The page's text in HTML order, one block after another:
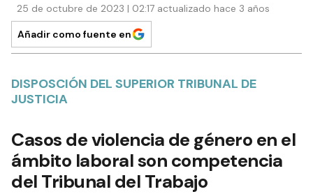
25 de octubre de 2023 | 02:17 actualizado hace 3 años
Añadir como fuente en
DISPOSCIÓN DEL SUPERIOR TRIBUNAL DE
JUSTICIA
Casos de violencia de género en el
ámbito laboral son competencia
del Tribunal del Trabajo